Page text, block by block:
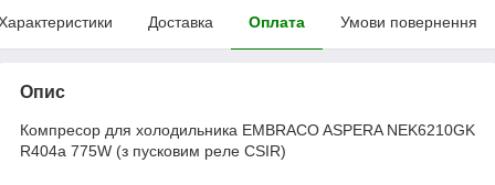
Доставка Оплата Умови повернення
Опис
Компресор для холодильника EMBRACO ASPERA NEK6210GK
R404a 775W (з пусковим реле CSIR)